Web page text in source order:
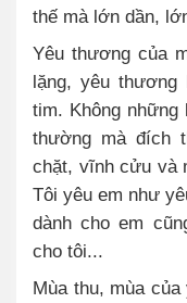
thế mà lớn dần,
Yêu thương của
lặng, yêu thương
tim. Không
thường mà đích
chặt, vĩnh cửu và
Tôi yêu em như
dành cho em
cho tôi...
Mùa thu, mùa